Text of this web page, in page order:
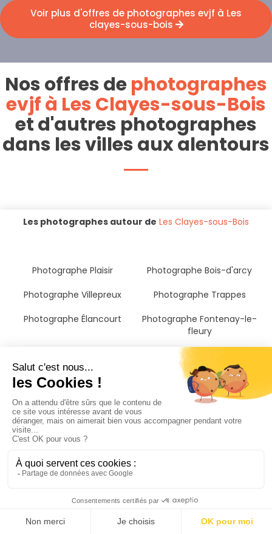
Voir plus d'offres de photographes evjf à Les
clayes-sous-bois
Nos offres dephotographes
evjf à Les Clayes-sous-Bois
et d'autres photographes
dans les villes aux alentours
Les photographes autour de Les Clayes-sous-Bois
Photographe Plaisir
Photographe Bois-d'arcy
Photographe Villepreux
Photographe Trappes
Photographe Élancourt
Photographe Fontenay-le-
fleury
l'ecole
Photographe Montigny-le-
bretonneux
Photographe Guyancourt
Photographe Voisins-le-
Photographe Marly-le-roi
Photographe Magny-les-
hameaux
en-laye
Photographe Bougival
Photographe Croissy-sur-